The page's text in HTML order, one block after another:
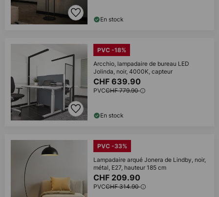
En stock
PVC -18%
Arcchio, lampadaire de bureau LED
Jolinda, noir, 4000K, capteur
CHF 639.90
PVCCHF 779.90
En stock
PVC -33%
Lampadaire arqué Jonera de Lindby, noir,
métal, E27, hauteur 185 cm
CHF 209.90
PVCCHF 314.90